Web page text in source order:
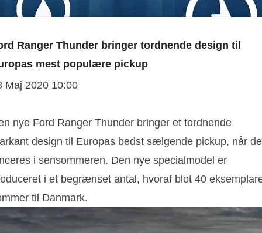
Ranger Thunder bringer tordnende design til
mest populære pickup
Maj 2020 10:00
nye Ford Ranger Thunder bringer et tordnende
design til Europas bedst sælgende pickup, når
i sensommeren. Den nye specialmodel er
i et begrænset antal, hvoraf blot 40
til Danmark.